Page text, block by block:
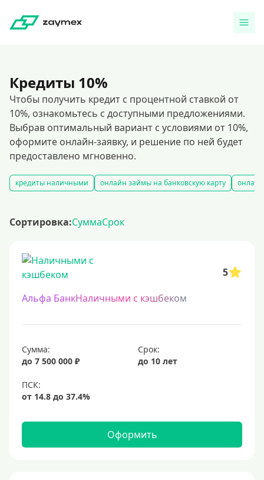
Кредиты 10%
Чтобы получить кредит с процентной ставкой от
10%, ознакомьтесь с доступными предложениями.
Выбрав оптимальный вариант с условиями от 10%,
оформите онлайн-заявку, и решение по ней будет
предоставлено мгновенно.
кредиты наличными онлайн займы на банковскую карту
Сортировка:СуммаСрок
5
Альфа БанкНаличными с кэшбеком
Сумма:
до 7 500 000 ₽
Срок:
до 10 лет
Оформить